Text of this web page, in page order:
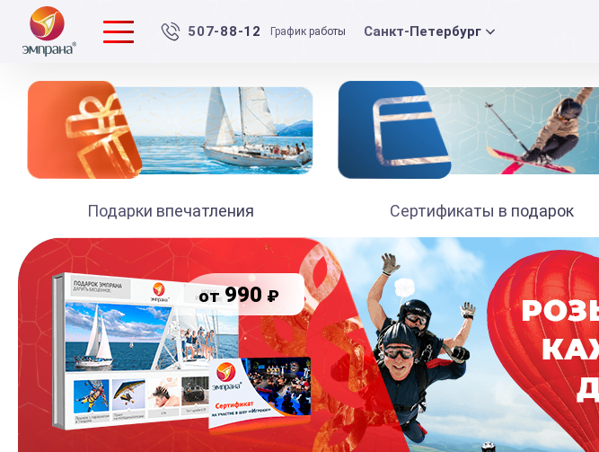
507-88-12 График работы Санкт-Петербург
Подарки впечатления Сертификаты в подарок
от990 ₽